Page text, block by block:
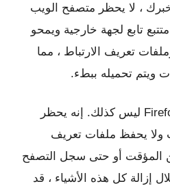
، لا يحظر متصفح الويب
تابع لجهة خارجية ويمحو
تعريف الارتباط ، مما
ويتم تحميله ببطء.
ومع ذلك ، فإن Firefox Focus ليس كذلك. إنه يحظر
ولا يحفظ ملفات تعريف
المؤقت أو حتى سجل التصفح
إزالة كل هذه الأشياء ، قد